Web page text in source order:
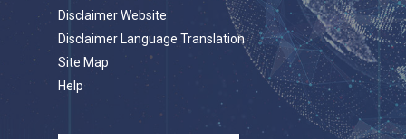
Disclaimer Website
Disclaimer Language Translation
Site Map
Help